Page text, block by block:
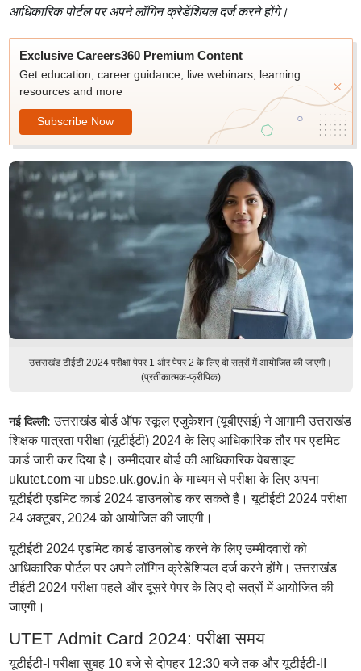
आधिकारिक पोर्टल पर अपने लॉगिन क्रेडेंशियल दर्ज करने होंगे।
Exclusive Careers360 Premium Content
Get education, career guidance; live webinars; learning
resources and more
Subscribe Now
उत्तराखंड टीईटी 2024 परीक्षा पेपर 1 और पेपर 2 के लिए दो सत्रों में आयोजित की जाएगी।
(प्रतीकात्मक-फ्रीपिक)
नई दिल्ली:उत्तराखंड बोर्ड ऑफ स्कूल एजुकेशन (यूबीएसई) ने आगामी उत्तराखंड
शिक्षक पात्रता परीक्षा (यूटीईटी) 2024 के लिए आधिकारिक तौर पर एडमिट
कार्ड जारी कर दिया है। उम्मीदवार बोर्ड की आधिकारिक वेबसाइट
ukutet.com या ubse.uk.gov.in के माध्यम से परीक्षा के लिए अपना
यूटीईटी एडमिट कार्ड 2024 डाउनलोड कर सकते हैं। यूटीईटी 2024 परीक्षा
24 अक्टूबर, 2024 को आयोजित की जाएगी।
यूटीईटी 2024 एडमिट कार्ड डाउनलोड करने के लिए उम्मीदवारों को
आधिकारिक पोर्टल पर अपने लॉगिन क्रेडेंशियल दर्ज करने होंगे। उत्तराखंड
टीईटी 2024 परीक्षा पहले और दूसरे पेपर के लिए दो सत्रों में आयोजित की
जाएगी।
UTET Admit Card 2024: परीक्षा समय
यूटीईटी-I परीक्षा सुबह 10 बजे से दोपहर 12:30 बजे तक और यूटीईटी-II